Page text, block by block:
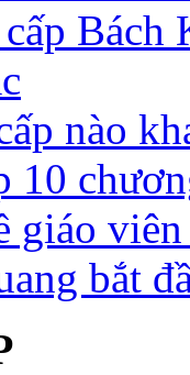
Bách
nào
10
giáo
bắt